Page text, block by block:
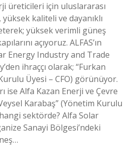
üreticileri için uluslararası
kaliteli ve dayanıklı
yüksek verimli güneş
açıyoruz. ALFAS’ın
Energy Industry and Trade
ihraççı olarak; “Furkan
Üyesi – CFO) görünüyor.
ise Alfa Kazan Enerji ve Çevre
Karabaş” (Yönetim Kurulu
hangi sektörde? Alfa Solar
Sanayi Bölgesi’ndeki